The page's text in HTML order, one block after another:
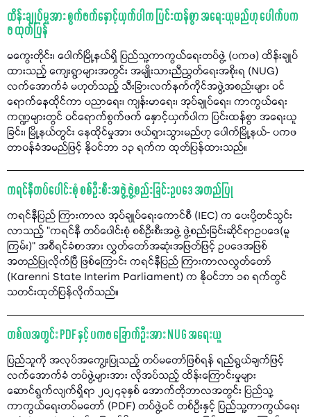
ထိန်းချုပ်မှုအား စွက်ဖက်နှောင့်ယှက်ပါက ပြင်းထန်စွာ အရေးယူမည်ဟု ပေါက်ပက
ဖ ထုတ်ပြန်
မကွေးတိုင်း၊ ပေါက်မြို့နယ်ရှိ ပြည်သူ့ကာကွယ်ရေးတပ်ဖွဲ့ (ပကဖ) ထိန်းချုပ်
ထားသည့် ကျေးရွာများအတွင်း အမျိုးသားညီညွတ်ရေးအစိုးရ (NUG)
လက်အောက်ခံ မဟုတ်သည့် သီးခြားလက်နက်ကိုင်အဖွဲ့အစည်းများ ဝင်
ရောက်နေထိုင်ကာ ပညာရေး၊ ကျန်းမာရေး၊ အုပ်ချုပ်ရေး၊ ကာကွယ်ရေး
ကဏ္ဍများတွင် ဝင်ရောက်စွက်ဖက် နှောင့်ယှက်ပါက ပြင်းထန်စွာ အရေးယူ
ခြင်း၊ မြို့နယ်တွင်း နေထိုင်မှုအား ဖယ်ရှားသွားမည်ဟု ပေါက်မြို့နယ်- ပကဖ
တာဝန်ခံအမည်ဖြင့် နိုဝင်ဘာ ၁၃ ရက်က ထုတ်ပြန်ထားသည်။
ကရင်နီတပ်ပေါင်းစုံ စစ်ဦးစီးအဖွဲ့ ဖွဲ့စည်းခြင်းဥပဒေ အတည်ပြု
ကရင်နီပြည် ကြားကာလ အုပ်ချုပ်ရေးကောင်စီ (IEC) က ပေးပို့တင်သွင်း
လာသည့် "ကရင်နီ တပ်ပေါင်းစုံ စစ်ဦးစီးအဖွဲ့ ဖွဲ့စည်းခြင်းဆိုင်ရာဥပဒေ(မူ
ကြမ်း)” အစီရင်ခံစာအား လွှတ်တော်အဆုံးအဖြတ်ဖြင့် ဥပဒေအဖြစ်
အတည်ပြုလိုက်ပြီ ဖြစ်ကြောင်း ကရင်နီပြည် ကြားကာလလွှတ်တော်
(Karenni State Interim Parliament) က နိုဝင်ဘာ ၁၈ ရက်တွင်
သတင်းထုတ်ပြန်လိုက်သည်။
တစ်လအတွင်း PDF နှင့် ပကဖ ခြောက်ဦးအား NUG အရေးယူ
ပြည်သူကို အလုပ်အကျွေးပြုသည့် တပ်မတော်ဖြစ်ရန် ရည်ရွယ်ချက်ဖြင့်
လက်အောက်ခံ တပ်ဖွဲ့များအား လိုအပ်သည့် ထိန်းကြောင်းမှုများ
ဆောင်ရွက်လျက်ရှိရာ ၂၀၂၄ခုနှစ် အောက်တိုဘာလအတွင်း ပြည်သူ့
ကာကွယ်ရေးတပ်မတော် (PDF) တပ်ဖွဲ့ဝင် တစ်ဦးနှင့် ပြည်သူ့ကာကွယ်ရေး